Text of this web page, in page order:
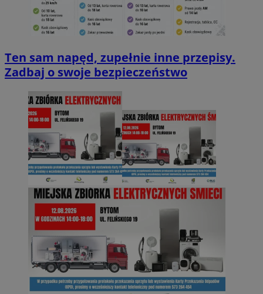
Ten sam napęd, zupełnie inne przepisy.
Zadbaj o swoje bezpieczeństwo